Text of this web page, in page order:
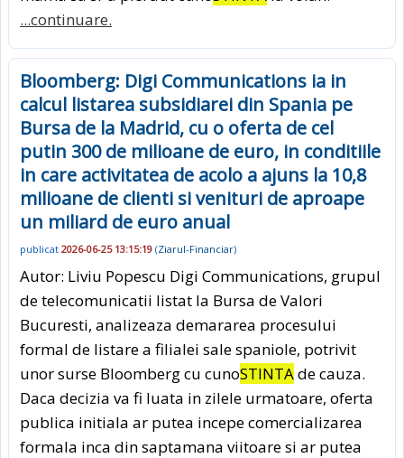
...continuare.
Bloomberg: Digi Communications ia in
calcul listarea subsidiarei din Spania pe
Bursa de la Madrid, cu o oferta de cel
putin 300 de milioane de euro, in conditiile
in care activitatea de acolo a ajuns la 10,8
milioane de clienti si venituri de aproape
un miliard de euro anual
publicat 2026-06-25 13:15:19 (Ziarul-Financiar)
Autor: Liviu Popescu Digi Communications, grupul
de telecomunicatii listat la Bursa de Valori
Bucuresti, analizeaza demararea procesului
formal de listare a filialei sale spaniole, potrivit
unor surse Bloomberg cu cunoSTINTAde cauza.
Daca decizia va fi luata in zilele urmatoare, oferta
publica initiala ar putea incepe comercializarea
formala inca din saptamana viitoare si ar putea